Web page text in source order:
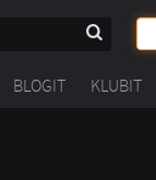
BLOGIT KLUBIT